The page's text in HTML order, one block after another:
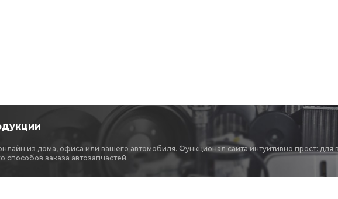
из дома, офиса или вашего автомобиля. Функционал сайта интуитивно прост: для
способов заказа автозапчастей.